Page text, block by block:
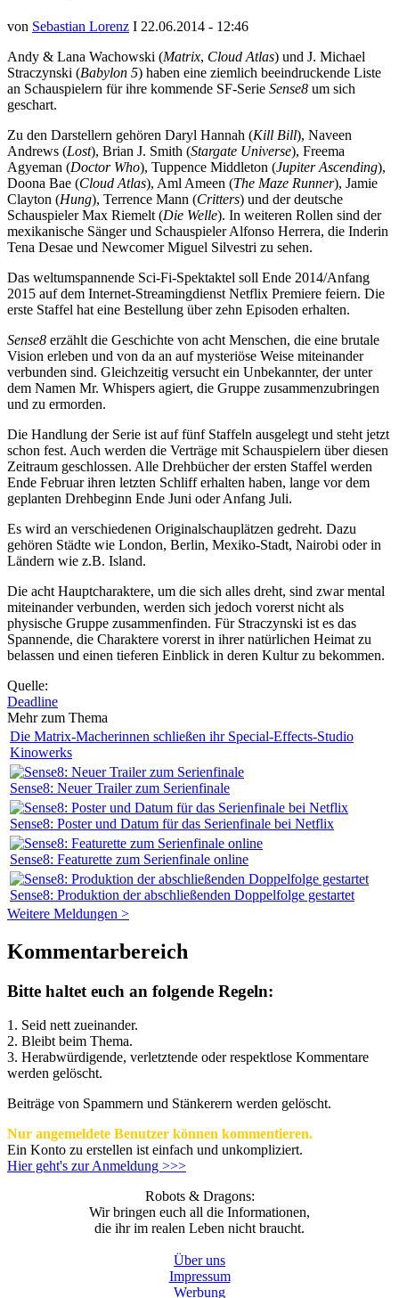
von Sebastian Lorenz I 22.06.2014 - 12:46
Andy & Lana Wachowski (Matrix, Cloud Atlas) und J. Michael
Straczynski (Babylon 5) haben eine ziemlich beeindruckende Liste
an Schauspielern für ihre kommende SF-Serie Sense8 um sich
geschart.
Zu den Darstellern gehören Daryl Hannah (Kill Bill), Naveen
Andrews (Lost), Brian J. Smith (Stargate Universe), Freema
Agyeman (Doctor Who), Tuppence Middleton (Jupiter Ascending),
Doona Bae (Cloud Atlas), Aml Ameen (The Maze Runner), Jamie
Clayton (Hung), Terrence Mann (Critters) und der deutsche
Schauspieler Max Riemelt (Die Welle). In weiteren Rollen sind der
mexikanische Sänger und Schauspieler Alfonso Herrera, die Inderin
Tena Desae und Newcomer Miguel Silvestri zu sehen.
Das weltumspannende Sci-Fi-Spektaktel soll Ende 2014/Anfang
2015 auf dem Internet-Streamingdienst Netflix Premiere feiern. Die
erste Staffel hat eine Bestellung über zehn Episoden erhalten.
Sense8 erzählt die Geschichte von acht Menschen, die eine brutale
Vision erleben und von da an auf mysteriöse Weise miteinander
verbunden sind. Gleichzeitig versucht ein Unbekannter, der unter
dem Namen Mr. Whispers agiert, die Gruppe zusammenzubringen
und zu ermorden.
Die Handlung der Serie ist auf fünf Staffeln ausgelegt und steht jetzt
schon fest. Auch werden die Verträge mit Schauspielern über diesen
Zeitraum geschlossen. Alle Drehbücher der ersten Staffel werden
Ende Februar ihren letzten Schliff erhalten haben, lange vor dem
geplanten Drehbeginn Ende Juni oder Anfang Juli.
Es wird an verschiedenen Originalschauplätzen gedreht. Dazu
gehören Städte wie London, Berlin, Mexiko-Stadt, Nairobi oder in
Ländern wie z.B. Island.
Die acht Hauptcharaktere, um die sich alles dreht, sind zwar mental
miteinander verbunden, werden sich jedoch vorerst nicht als
physische Gruppe zusammenfinden. Für Straczynski ist es das
Spannende, die Charaktere vorerst in ihrer natürlichen Heimat zu
belassen und einen tieferen Einblick in deren Kultur zu bekommen.
Quelle:
Deadline
Mehr zum Thema
Die Matrix-Macherinnen schließen ihr Special-Effects-Studio
Kinowerks
Sense8: Neuer Trailer zum Serienfinale
Sense8: Poster und Datum für das Serienfinale bei Netflix
Sense8: Featurette zum Serienfinale online
Sense8: Produktion der abschließenden Doppelfolge gestartet
Weitere Meldungen >
Kommentarbereich
Bitte haltet euch an folgende Regeln:
1. Seid nett zueinander.
2. Bleibt beim Thema.
3. Herabwürdigende, verletztende oder respektlose Kommentare
werden gelöscht.
Beiträge von Spammern und Stänkerern werden gelöscht.
Nur angemeldete Benutzer können kommentieren.
Ein Konto zu erstellen ist einfach und unkompliziert.
Hier geht's zur Anmeldung >>>
Robots & Dragons:
Wir bringen euch all die Informationen,
die ihr im realen Leben nicht braucht.
Über uns
Impressum
Werbung